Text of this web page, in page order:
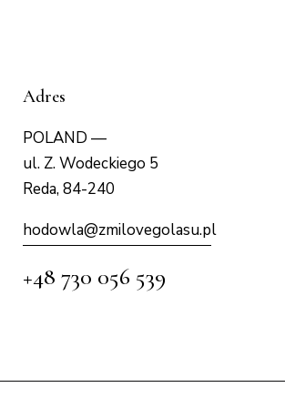
Adres
POLAND —
ul. Z. Wodeckiego 5
Reda, 84-240
hodowla@zmilovegolasu.pl
+48 730 056 539